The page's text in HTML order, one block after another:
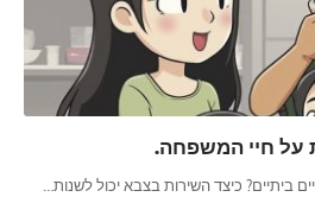
חיי המשפחה.
כיצד השירות בצבא יכול לשנות…